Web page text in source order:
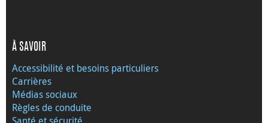
À SAVOIR
Accessibilité et besoins particuliers
Carrières
Médias sociaux
Règles de conduite